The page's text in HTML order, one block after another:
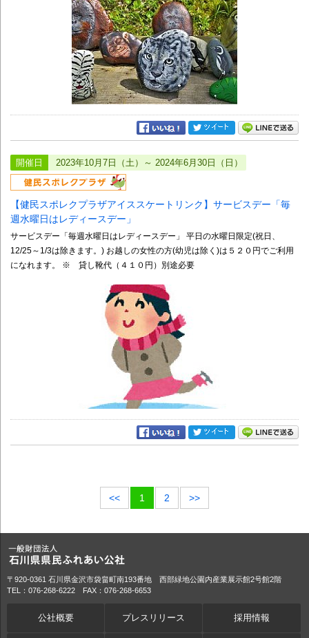
開催日 2023年10月7日（土）～ 2024年6月30日（日）
【健民スポレクプラザアイススケートリンク】サービスデー「毎
週水曜日はレディースデー」
サービスデー「毎週水曜日はレディースデー」 平日の水曜日限定(祝日、
12/25～1/3は除きます。) お越しの女性の方(幼児は除く)は５２０円でご利用
になれます。 ※ 貸し靴代（４１０円）別途必要
<< 1 2 >>
〒920-0361 石川県金沢市袋畠町南193番地 西部緑地公園内産業展示館2号館2階
TEL：076-268-6222 FAX：076-268-6653
公社概要 プレスリリース 採用情報